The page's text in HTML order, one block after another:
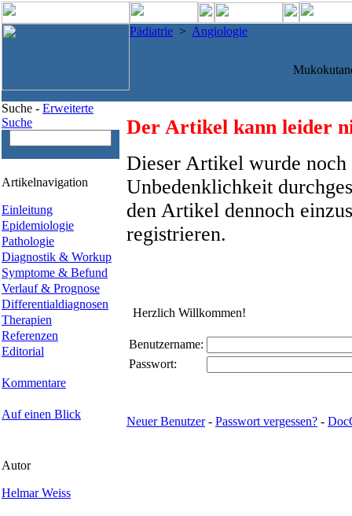
Pädiatrie > Angiologie
Suche - Erweiterte
Suche
Artikelnavigation
Einleitung
Epidemiologie
Pathologie
Diagnostik & Workup
Symptome & Befund
Verlauf & Prognose
Differentialdiagnosen
Therapien
Referenzen
Editorial
Kommentare
Auf einen Blick
Autor
Helmar Weiss
Der Artikel kann leider
Dieser Artikel wurde
Unbedenklichkeit
den Artikel dennoch
registrieren.
Herzlich Willkommen!
Benutzername:
Passwort:
Neuer Benutzer- Passwort vergessen? -